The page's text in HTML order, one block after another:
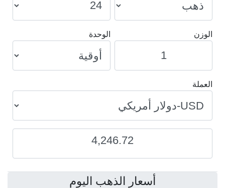
الوزن الوحدة
العملة
4,246.72
أسعار الذهب اليوم